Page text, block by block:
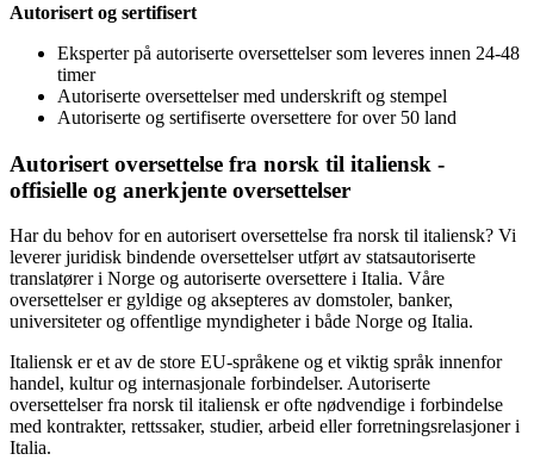
Autorisert og sertifisert
Eksperter på autoriserte oversettelser som leveres innen 24-48
timer
Autoriserte oversettelser med underskrift og stempel
Autoriserte og sertifiserte oversettere for over 50 land
Autorisert oversettelse fra norsk til italiensk -
offisielle og anerkjente oversettelser
Har du behov for en autorisert oversettelse fra norsk til italiensk? Vi
leverer juridisk bindende oversettelser utført av statsautoriserte
translatører i Norge og autoriserte oversettere i Italia. Våre
oversettelser er gyldige og aksepteres av domstoler, banker,
universiteter og offentlige myndigheter i både Norge og Italia.
Italiensk er et av de store EU-språkene og et viktig språk innenfor
handel, kultur og internasjonale forbindelser. Autoriserte
oversettelser fra norsk til italiensk er ofte nødvendige i forbindelse
med kontrakter, rettssaker, studier, arbeid eller forretningsrelasjoner i
Italia.